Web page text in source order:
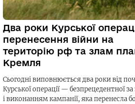
Два роки Курської
перенесення війни на
територію рф та злам
Кремля
Сьогодні виповнюється два роки від
Курської операції — безпрецедентної
і виконанням кампанії, яка перенесла